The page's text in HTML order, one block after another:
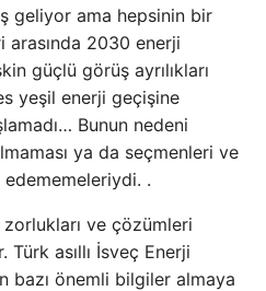
geliyor ama hepsinin bir
arasında 2030 enerji
güçlü görüş ayrılıkları
yeşil enerji geçişine
Bunun nedeni
ya da seçmenleri ve
.
ve çözümleri
Türk asıllı İsveç Enerji
bazı önemli bilgiler almaya